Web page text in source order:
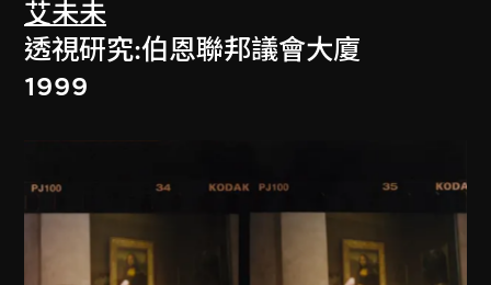
艾未未
透視研究:伯恩聯邦議會大廈
1999